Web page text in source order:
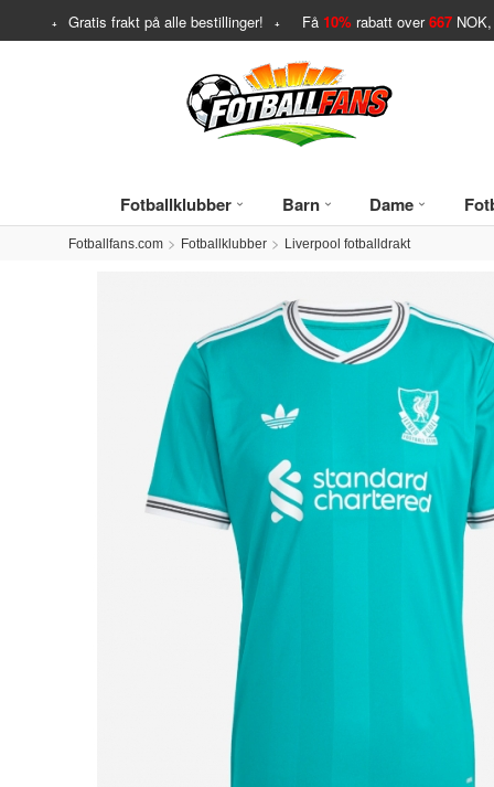
Gratis frakt på alle bestillinger! Få 10% rabatt over667
Fotballklubber Barn Dame
Fotballfans.com Fotballklubber Liverpool fotballdrakt